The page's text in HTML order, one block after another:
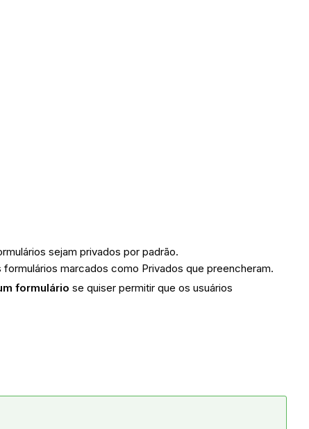
sejam privados por padrão.
marcados como Privados que preencheram.
formulário se quiser permitir que os usuários